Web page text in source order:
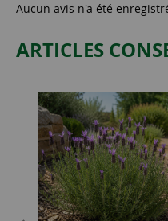
Aucun avis n'a été
ARTICLES